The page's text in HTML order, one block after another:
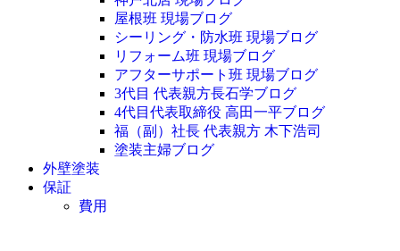
屋根班 現場ブログ
シーリング・防水班 現場ブログ
リフォーム班 現場ブログ
アフターサポート班 現場ブログ
3代目 代表親方長石学ブログ
4代目代表取締役 高田一平ブログ
福（副）社長 代表親方 木下浩司
塗装主婦ブログ
外壁塗装
保証
費用